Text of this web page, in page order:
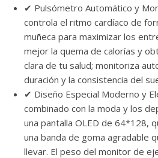
✔ Pulsómetro Automático y
controla el ritmo cardíaco de
muñeca para maximizar los
mejor la quema de calorías y
clara de tu salud; monitoriza
duración y la consistencia del
✔ Diseño Especial Moderno y
combinado con la moda y los
una pantalla OLED de 64*128,
una banda de goma agradable
llevar. El peso del monitor de